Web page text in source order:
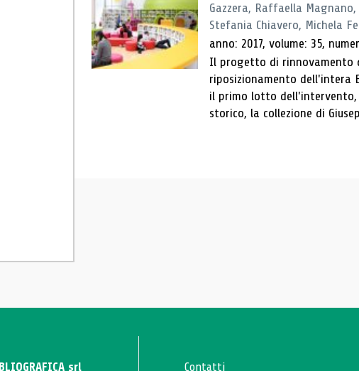
Gazzera, Raffaella
Stefania Chiavero, Michela
anno: 2017, volume: 35,
Il progetto di rinnovamento
riposizionamento dell'intera
il primo lotto
storico, la collezione di
srl Contatti